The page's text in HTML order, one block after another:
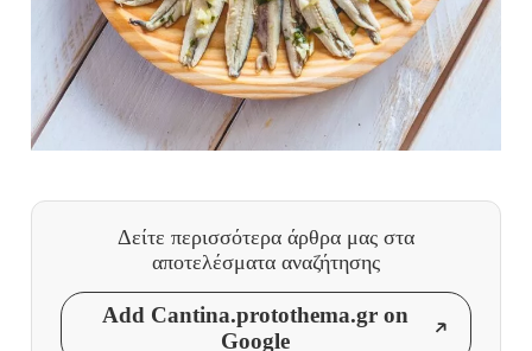
Δείτε περισσότερα άρθρα μας στα
αποτελέσματα αναζήτησης
Add Cantina.protothema.gr on
Google